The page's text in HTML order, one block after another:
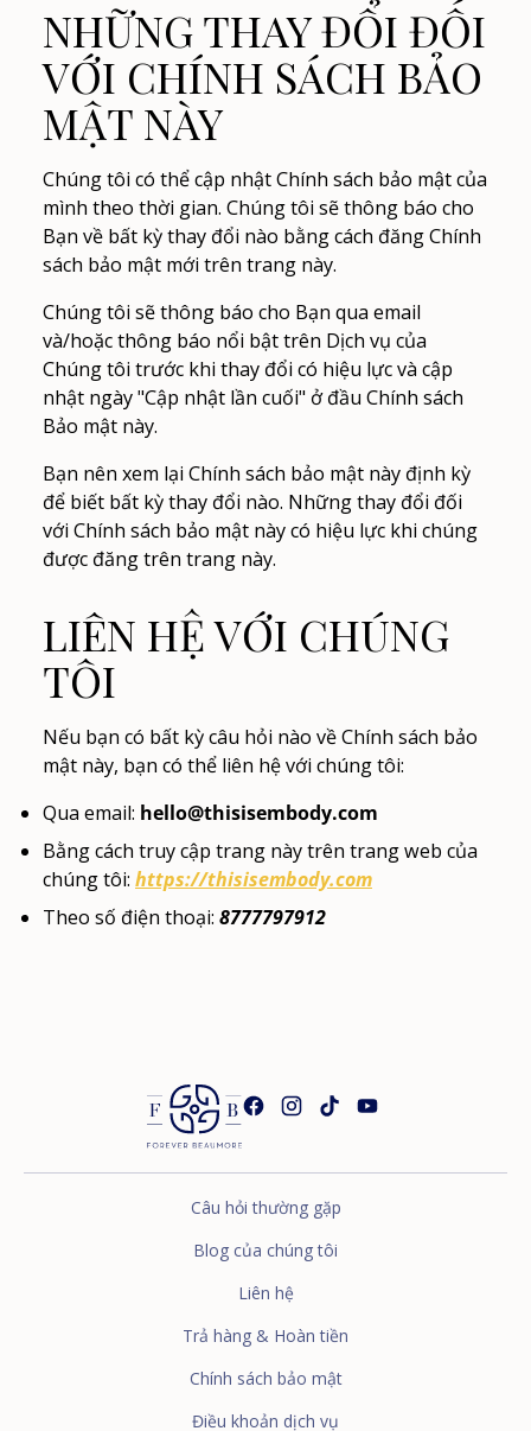
NHỮNG THAY ĐỔI ĐỐI
VỚI CHÍNH SÁCH BẢO
MẬT NÀY
Chúng tôi có thể cập nhật Chính sách bảo mật của
mình theo thời gian. Chúng tôi sẽ thông báo cho
Bạn về bất kỳ thay đổi nào bằng cách đăng Chính
sách bảo mật mới trên trang này.
Chúng tôi sẽ thông báo cho Bạn qua email
và/hoặc thông báo nổi bật trên Dịch vụ của
Chúng tôi trước khi thay đổi có hiệu lực và cập
nhật ngày "Cập nhật lần cuối" ở đầu Chính sách
Bảo mật này.
Bạn nên xem lại Chính sách bảo mật này định kỳ
để biết bất kỳ thay đổi nào. Những thay đổi đối
với Chính sách bảo mật này có hiệu lực khi chúng
được đăng trên trang này.
LIÊN HỆ VỚI CHÚNG
TÔI
Nếu bạn có bất kỳ câu hỏi nào về Chính sách bảo
mật này, bạn có thể liên hệ với chúng tôi:
Qua email: hello@thisisembody.com
Bằng cách truy cập trang này trên trang web của
chúng tôi: https://thisisembody.com
Theo số điện thoại: 8777797912
Câu hỏi thường gặp
Blog của chúng tôi
Liên hệ
Trả hàng & Hoàn tiền
Chính sách bảo mật
Điều khoản dịch vụ